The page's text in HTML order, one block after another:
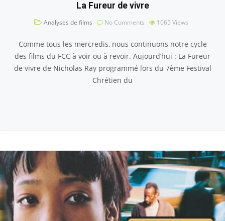
La Fureur de vivre
Analyses de films No Comments 1065 Views
Comme tous les mercredis, nous continuons notre cycle
des films du FCC à voir ou à revoir. Aujourd’hui : La Fureur
de vivre de Nicholas Ray programmé lors du 7ème Festival
Chrétien du